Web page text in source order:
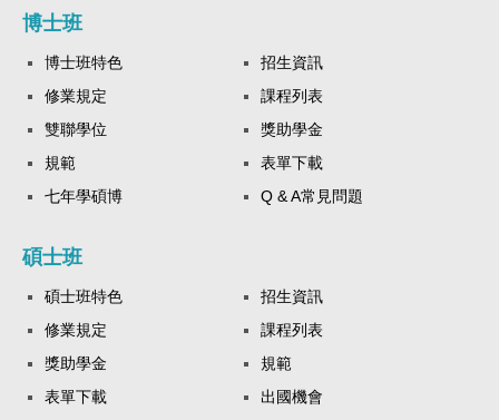
博士班
博士班特色
招生資訊
修業規定
課程列表
雙聯學位
獎助學金
規範
表單下載
七年學碩博
Q & A常見問題
碩士班
碩士班特色
招生資訊
修業規定
課程列表
獎助學金
規範
表單下載
出國機會